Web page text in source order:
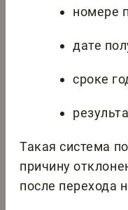
номере
дате
сроке
Такая система
причину
после перехода